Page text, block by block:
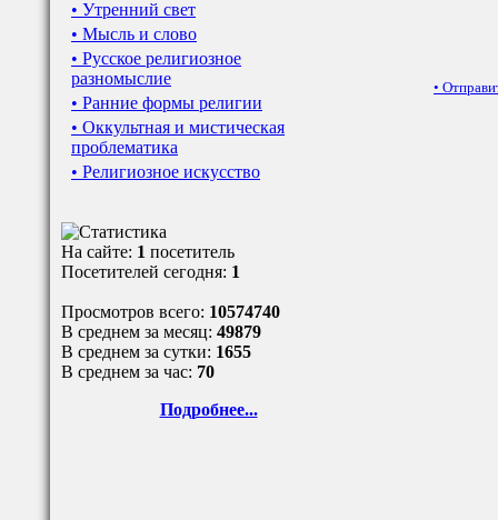
• Утренний свет
• Мысль и слово
• Русское религиозное
разномыслие
• Ранние формы религии
• Оккультная и мистическая
проблематика
• Религиозное искусство
На сайте: 1 посетитель
Посетителей сегодня: 1
Просмотров всего: 10574740
В среднем за месяц: 49879
В среднем за сутки: 1655
В среднем за час: 70
Подробнее...
•